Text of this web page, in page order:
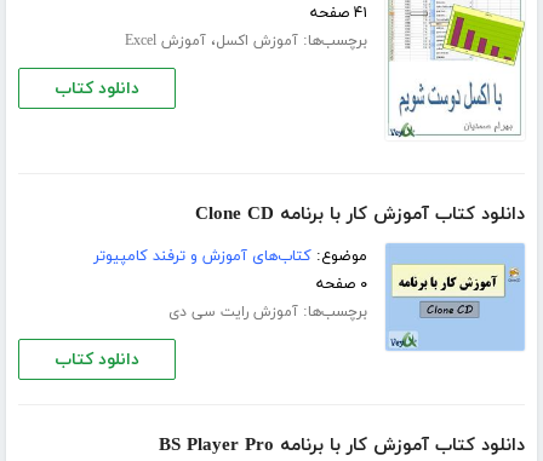
۴۱ صفحه
برچسب‌ها:آموزش اکسل،آموزش Excel
دانلود کتاب
دانلود کتاب آموزش کار با برنامه Clone CD
موضوع:کتاب‌های آموزش و ترفند کامپیوتر
۰ صفحه
برچسب‌ها:آموزش رایت سی دی
دانلود کتاب
دانلود کتاب آموزش کار با برنامه BS Player Pro